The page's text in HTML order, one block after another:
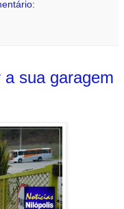
a sua garagem